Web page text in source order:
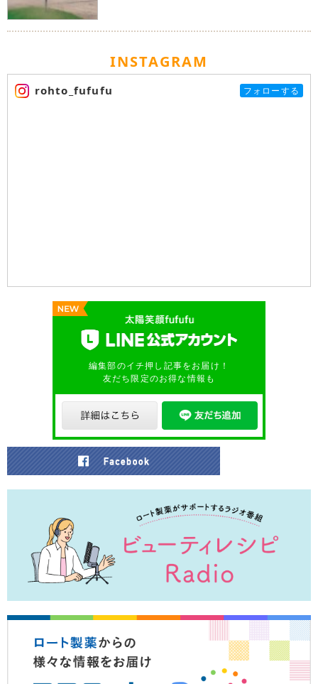
INSTAGRAM
rohto_fufufu フォローする
編集部のイチ押し記事をお届け！
友だち限定のお得な情報も